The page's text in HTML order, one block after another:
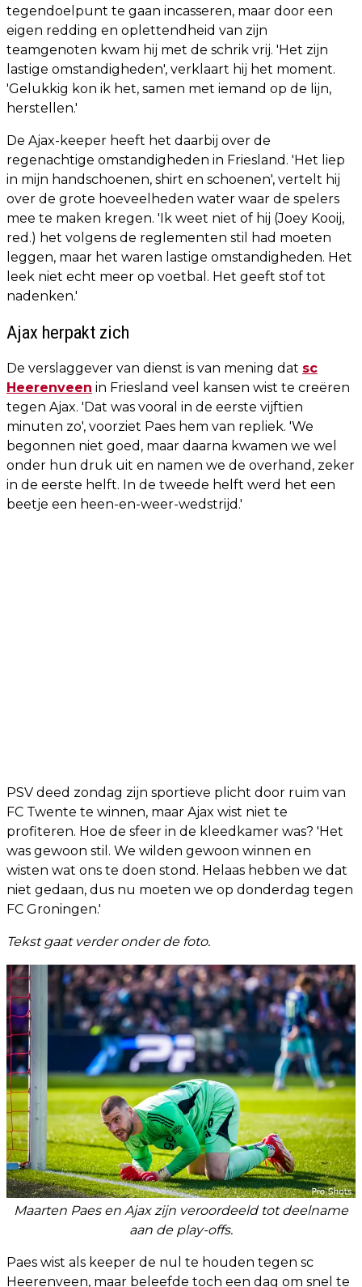
tegendoelpunt te gaan incasseren, maar door een
eigen redding en oplettendheid van zijn
teamgenoten kwam hij met de schrik vrij. 'Het zijn
lastige omstandigheden', verklaart hij het moment.
'Gelukkig kon ik het, samen met iemand op de lijn,
herstellen.'
De Ajax-keeper heeft het daarbij over de
regenachtige omstandigheden in Friesland. 'Het liep
in mijn handschoenen, shirt en schoenen', vertelt hij
over de grote hoeveelheden water waar de spelers
mee te maken kregen. 'Ik weet niet of hij (Joey Kooij,
red.) het volgens de reglementen stil had moeten
leggen, maar het waren lastige omstandigheden. Het
leek niet echt meer op voetbal. Het geeft stof tot
nadenken.'
Ajax herpakt zich
De verslaggever van dienst is van mening dat sc
Heerenveen in Friesland veel kansen wist te creëren
tegen Ajax. 'Dat was vooral in de eerste vijftien
minuten zo', voorziet Paes hem van repliek. 'We
begonnen niet goed, maar daarna kwamen we wel
onder hun druk uit en namen we de overhand, zeker
in de eerste helft. In de tweede helft werd het een
beetje een heen-en-weer-wedstrijd.'
PSV deed zondag zijn sportieve plicht door ruim van
FC Twente te winnen, maar Ajax wist niet te
profiteren. Hoe de sfeer in de kleedkamer was? 'Het
was gewoon stil. We wilden gewoon winnen en
wisten wat ons te doen stond. Helaas hebben we dat
niet gedaan, dus nu moeten we op donderdag tegen
FC Groningen.'
Tekst gaat verder onder de foto.
Maarten Paes en Ajax zijn veroordeeld tot deelname
aan de play-offs.
Paes wist als keeper de nul te houden tegen sc
Heerenveen, maar beleefde toch een dag om snel te